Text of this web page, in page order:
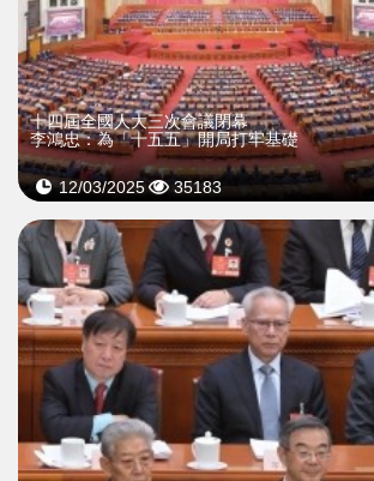
十四屆全國人大三次會議閉幕
李鴻忠：為「十五五」開局打牢基礎
12/03/2025 35183